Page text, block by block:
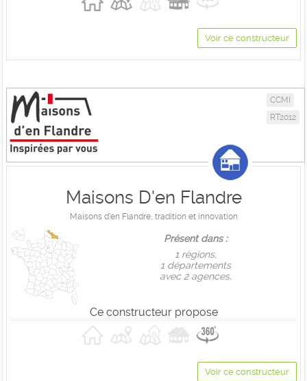
Voir ce constructeur
CCMI
RT2012
Maisons D'en Flandre
Maisons d'en Flandre, tradition et innovation
Présent dans :
1 règions,
1 départements
avec 2 agences.
Ce constructeur propose
Voir ce constructeur